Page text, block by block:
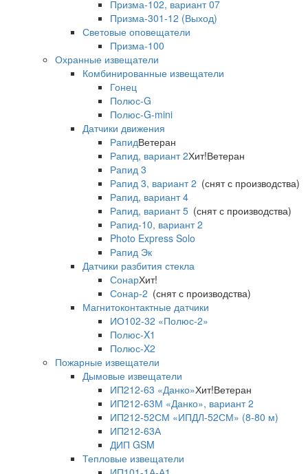
Призма-102, вариант 07
Призма-301-12 (Выход)
Световые оповещатели
Призма-100
Охранные извещатели
Комбинированные извещатели
Гонец
Полюс-G
Полюс-G-mini
Датчики движения
РапидВетеран
Рапид, вариант 2Хит!Ветеран
Рапид 3
Рапид 3, вариант 2 (снят с производства)
Рапид, вариант 4
Рапид, вариант 5 (снят с производства)
Рапид-10, вариант 2
Photo Express Solo
Рапид Эк
Датчики разбития стекла
СонарХит!
Сонар-2 (снят с производства)
Магнитоконтактные датчики
ИО102-32 «Полюс-2»
Полюс-X1
Полюс-X2
Пожарные извещатели
Дымовые извещатели
ИП212-63 «Данко»Хит!Ветеран
ИП212-63М «Данко», вариант 2
ИП212-52СМ «ИПДЛ-52СМ» (8-80 м)
ИП212-63А
ДИП GSM
Тепловые извещатели